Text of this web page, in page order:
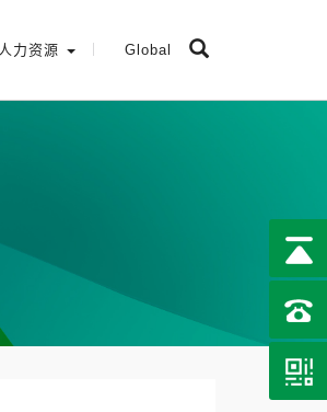
人力资源 Global